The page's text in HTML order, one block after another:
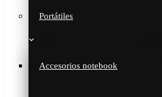
Portátiles
Accesorios notebook